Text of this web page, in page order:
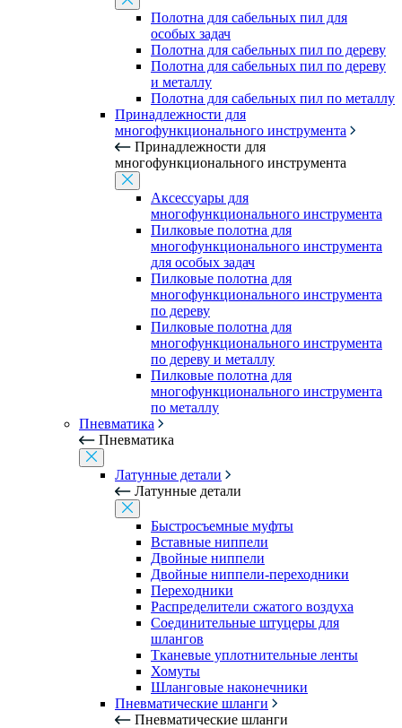
Полотна для сабельных пил для
особых задач
Полотна для сабельных пил по дереву
Полотна для сабельных пил по дереву
и металлу
Полотна для сабельных пил по металлу
Принадлежности для
многофункционального инструмента
Принадлежности для
многофункционального инструмента
Аксессуары для
многофункционального инструмента
Пилковые полотна для
многофункционального инструмента
для особых задач
Пилковые полотна для
многофункционального инструмента
по дереву
Пилковые полотна для
многофункционального инструмента
по дереву и металлу
Пилковые полотна для
многофункционального инструмента
по металлу
Пневматика
Пневматика
Латунные детали
Латунные детали
Быстросъемные муфты
Вставные ниппели
Двойные ниппели
Двойные ниппели-переходники
Переходники
Распределители сжатого воздуха
Соединительные штуцеры для
шлангов
Тканевые уплотнительные ленты
Хомуты
Шланговые наконечники
Пневматические шланги
Пневматические шланги